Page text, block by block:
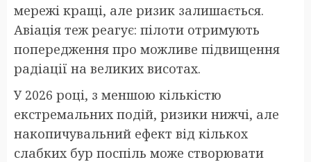
мережі кращі, але ризик залишається.
Авіація теж реагує: пілоти отримують
попередження про можливе підвищення
радіації на великих висотах.
У 2026 році, з меншою кількістю
екстремальних подій, ризики нижчі, але
накопичувальний ефект від кількох
слабких бур поспіль може створювати